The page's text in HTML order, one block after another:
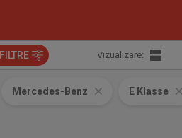
FILTRE Vizualizare:
Mercedes-Benz E Klasse